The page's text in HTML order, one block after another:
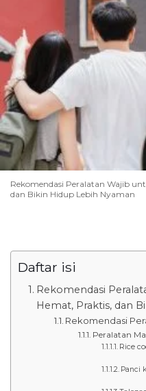
Rekomendasi Peralatan Wajib
dan Bikin Hidup Lebih Nyaman
Daftar isi
Rekomendasi
Hemat, Praktis, dan
Rekomendasi
Peralatan
Rice
Panci